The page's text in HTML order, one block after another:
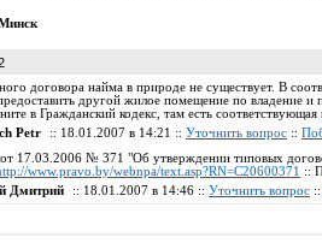
договора найма в природе не существует. В
другой жилое помещение по владение
в Гражданский кодекс, там есть
Petr
:: 18.01.2007 в 14:21 :: Уточнить вопрос ::
17.03.2006 № 371 "Об утверждении типовых
www.pravo.by/webnpa/text.asp?RN=C20600371 ::
Дмитрий
:: 18.01.2007 в 14:46 :: Уточнить вопрос ::